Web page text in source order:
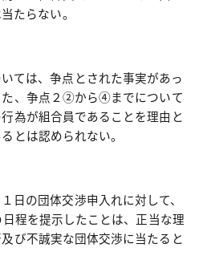
たらない。
ては、争点とされた事実があっ
た、争点２②から④までについて
為が組合員であることを理由と
とは認められない。
日の団体交渉申入れに対して、
日程を提示したことは、正当な理
び不誠実な団体交渉に当たると